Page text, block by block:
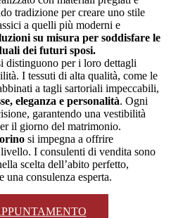
tradizione per creare uno stile
a quelli più moderni e
su misura per soddisfare le
dei futuri sposi.
distinguono per i loro dettagli
I tessuti di alta qualità, come le
a tagli sartoriali impeccabili,
eleganza e personalità. Ogni
garantendo una vestibilità
il giorno del matrimonio.
si impegna a offrire
I consulenti di vendita sono
scelta dell’abito perfetto,
consulenza esperta.